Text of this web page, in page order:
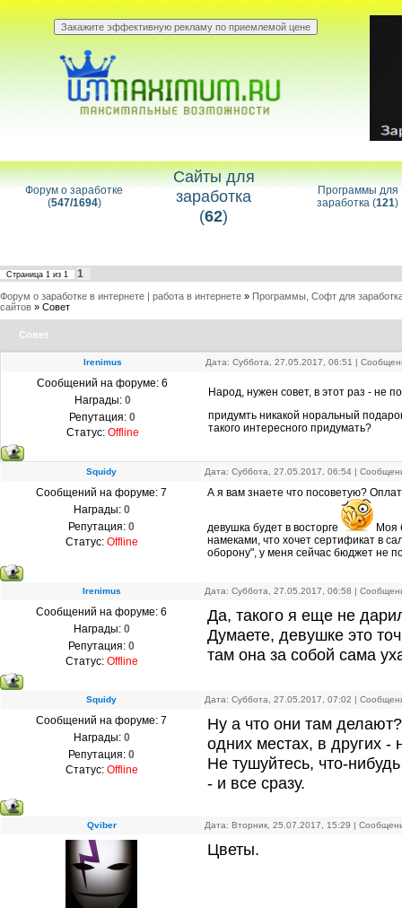
Форум о заработке
(547/1694)
Сайты для
заработка
(62)
Программы для
заработка (121)
Страница 1 из 1 1
Форум о заработке в интернете | работа в интернете » Программы, Софт для
сайтов » Совет
Совет
Irenimus Дата: Суббота, 27.05.2017, 06:51 |
Сообщений на форуме: 6
Награды: 0
Репутация: 0
Статус: Offline
Народ, нужен совет, в этот раз - не
придумть никакой норальный
такого интересного придумать?
Squidy Дата: Суббота, 27.05.2017, 06:54 |
Сообщений на форуме: 7
Награды: 0
Репутация: 0
Статус: Offline
А я вам знаете что посоветую?
девушка будет в восторге
Моя
намеками, что хочет сертификат в
оборону", у меня сейчас бюджет не
Irenimus Дата: Суббота, 27.05.2017, 06:58 |
Сообщений на форуме: 6
Награды: 0
Репутация: 0
Статус: Offline
Да, такого я еще не
Думаете, девушке это
там она за собой сама
Squidy Дата: Суббота, 27.05.2017, 07:02 |
Сообщений на форуме: 7
Награды: 0
Репутация: 0
Статус: Offline
Ну а что они там
одних местах, в других
Не тушуйтесь, что-
- и все сразу.
Qviber Дата: Вторник, 25.07.2017, 15:29 |
Цветы.